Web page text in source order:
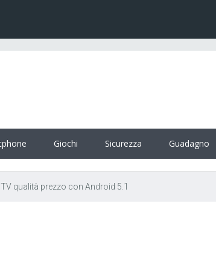
Giochi Sicurezza Guadagno
qualità prezzo con Android 5.1